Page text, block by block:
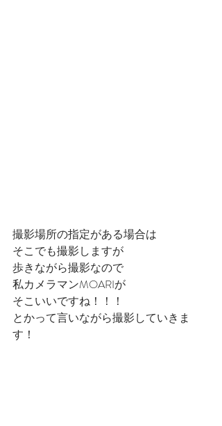
撮影場所の指定がある場合は
そこでも撮影しますが
歩きながら撮影なので
私カメラマンMOARIが
そこいいですね！！！
とかって言いながら撮影していきま
す！